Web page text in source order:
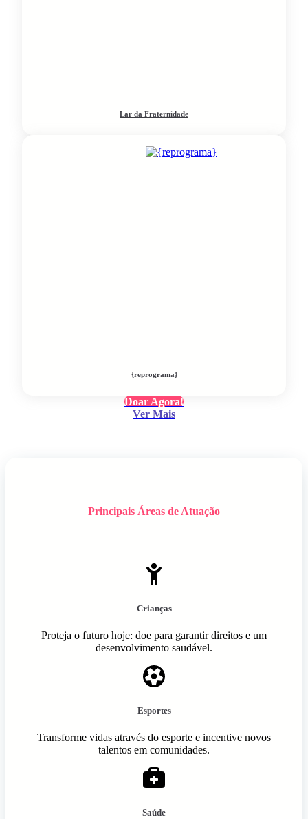
Lar da Fraternidade
{reprograma}
Doar Agora!
Ver Mais
Principais Áreas de Atuação
Crianças
Proteja o futuro hoje: doe para garantir direitos e um
desenvolvimento saudável.
Esportes
Transforme vidas através do esporte e incentive novos
talentos em comunidades.
Saúde